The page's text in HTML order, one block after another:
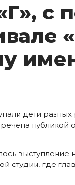
с
дети разных
публикой
выступление
студии, где